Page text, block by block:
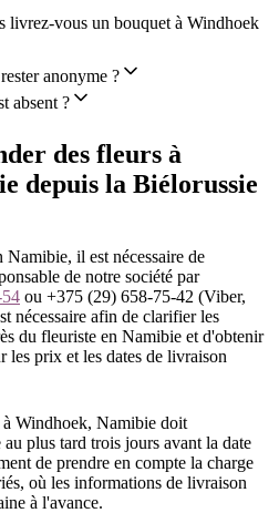
livrez-vous un bouquet à Windhoek
anonyme ?
absent ?
des fleurs à
depuis la Biélorussie
il est nécessaire de
de notre société par
ou +375 (29) 658-75-42 (Viber,
nécessaire afin de clarifier les
du fleuriste en Namibie et d'obtenir
les prix et les dates de livraison
Windhoek, Namibie doit
plus tard trois jours avant la date
de prendre en compte la charge
où les informations de livraison
à l'avance.